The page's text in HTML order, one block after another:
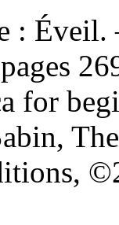
: Éveil.
for